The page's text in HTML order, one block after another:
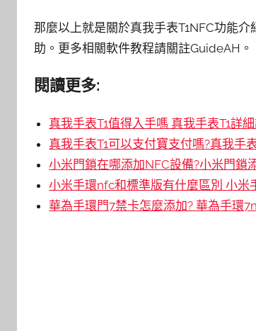
那麼以上就是關於真我手表T1NFC功能
助。更多相關軟件教程請關註GuideAH。
閱讀更多:
真我手表T1值得入手嗎 真我手表T1詳細
真我手表T1可以支付寶支付嗎?真我手
小米門鎖在哪添加NFC設備?小米門鎖
小米手環nfc和標準版有什麼區別 小米
華為手環門7禁卡怎麼添加? 華為手環